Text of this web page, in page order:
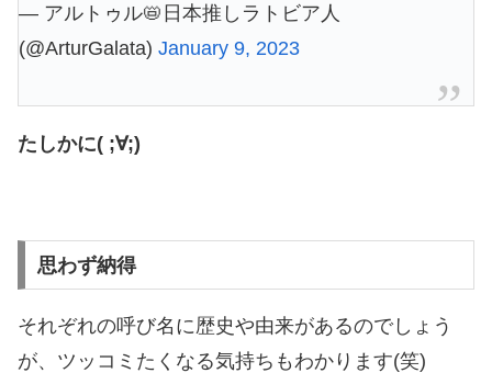
— アルトゥル📛日本推しラトビア人
(@ArturGalata) January 9, 2023
たしかに( ;∀;)
思わず納得
それぞれの呼び名に歴史や由来があるのでしょう
が、ツッコミたくなる気持ちもわかります(笑)